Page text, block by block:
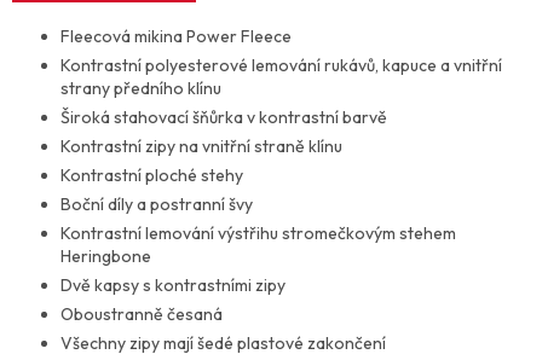
Fleecová mikina Power Fleece
Kontrastní polyesterové lemování rukávů, kapuce a vnitřní
strany předního klínu
Široká stahovací šňůrka v kontrastní barvě
Kontrastní zipy na vnitřní straně klínu
Kontrastní ploché stehy
Boční díly a postranní švy
Kontrastní lemování výstřihu stromečkovým stehem
Heringbone
Dvě kapsy s kontrastními zipy
Oboustranně česaná
Všechny zipy mají šedé plastové zakončení